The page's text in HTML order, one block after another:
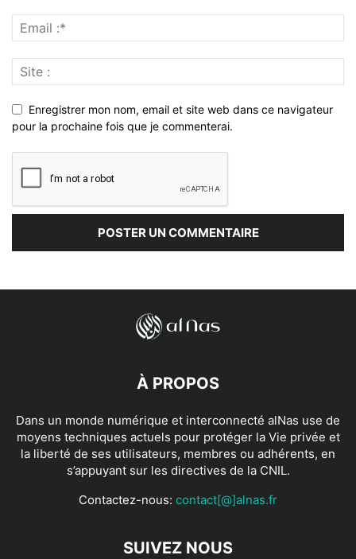
Enregistrer mon nom, email et site web dans ce navigateur
pour la prochaine fois que je commenterai.
À PROPOS
Dans un monde numérique et interconnecté alNas use de
moyens techniques actuels pour protéger la Vie privée et
la liberté de ses utilisateurs, membres ou adhérents, en
s’appuyant sur les directives de la CNIL.
Contactez-nous: contact[@]alnas.fr
SUIVEZ NOUS